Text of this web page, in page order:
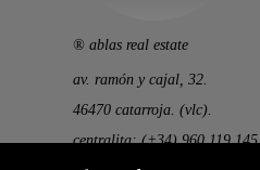
® ablas real estate
av. ramón y cajal, 32.
46470 catarroja. (vlc).
centralita: (+34) 960 119 145